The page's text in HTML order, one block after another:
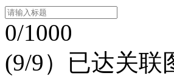
0/1000
(9/9）已达关联